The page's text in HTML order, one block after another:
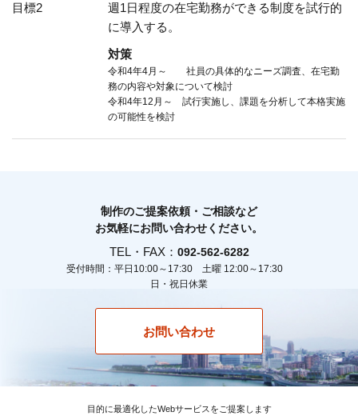
目標2
週1日程度の在宅勤務ができる制度を試行的
に導入する。
対策
令和4年4月～ 社員の具体的なニーズ調査、在宅勤
務の内容や対象について検討
令和4年12月～ 試行実施し、課題を分析して本格実施
の可能性を検討
制作のご提案依頼・ご相談など
お気軽にお問い合わせください。
TEL・FAX： 092-562-6282
受付時間：平日10:00～17:30 土曜 12:00～17:30
日・祝日休業
お問い合わせ
目的に最適化したWebサービスをご提案します